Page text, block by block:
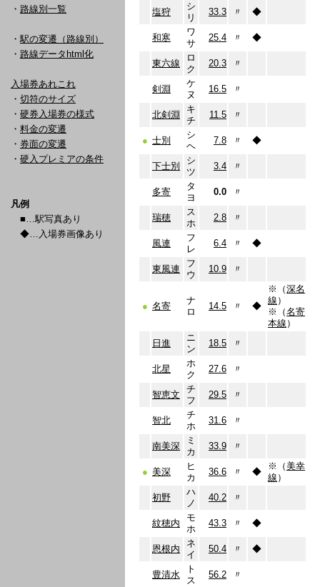
・ 路線別一覧
・ 駅の変遷（路線別）
・ 路線データhtml化
入場券あれこれ
・ 切符のサイズ
・ 硬券入場券の様式
・ 料金の変遷
・ 券面の変遷
・ 硬入プレミアの条件
凡例
■…駅写真あり
◆…入場券画像あり
塩狩
シ
リ
33.3 〃 ◆
和寒
ワ
サ
25.4 〃 ◆
東六線
ロ
ク
20.3 〃
剣淵
ケ
ヌ
16.5 〃
北剣淵
キ
チ
11.5 〃
● 士別
シ
ヘ
7.8 〃 ◆
下士別
シ
ツ
3.4 〃
多寄
タ
ヨ
0.0 〃
瑞穂
ス
ホ
2.8 〃
風連
フ
レ
6.4 〃 ◆
東風連
フ
ウ
10.9 〃
● 名寄
ナ
ロ
14.5 〃 ◆
※（深名
線 ）
※（名寄
本線 ）
日進
ニ
ン
18.5 〃
北星
ホ
ク
27.6 〃
智恵文
チ
フ
29.5 〃
智北
チ
ホ
31.6 〃
南美深
ミ
カ
33.9 〃
● 美深
ヒ
カ
36.6 〃 ◆
※（美幸
線 ）
初野
ハ
ノ
40.2 〃
紋穂内
モ
ホ
43.3 〃 ◆
恩根内
ネ
イ
50.4 〃 ◆
豊清水
ト
ス
56.2
〃